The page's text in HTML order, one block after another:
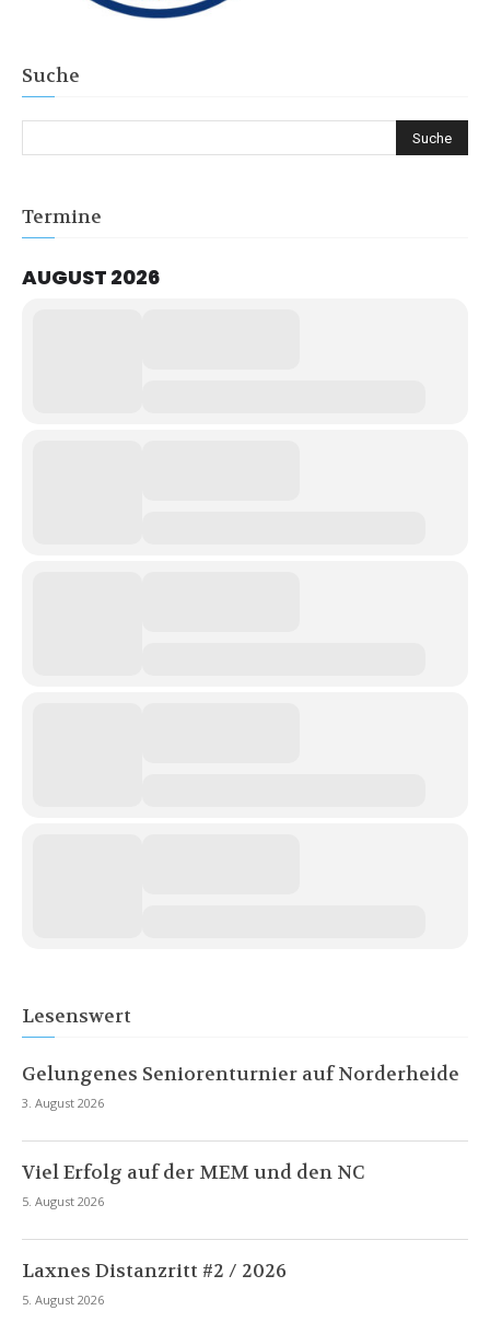
Suche
Termine
AUGUST 2026
Lesenswert
Gelungenes Seniorenturnier auf Norderheide
3. August 2026
Viel Erfolg auf der MEM und den NC
5. August 2026
Laxnes Distanzritt #2 / 2026
5. August 2026